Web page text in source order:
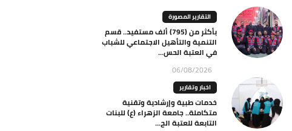
التقارير المصورة
بأكثر من (795) ألف مستفيد.. قسم
التنمية والتأهيل الاجتماعي للشباب
في العتبة الحس...
06/08/2026
اخبار وتقارير
خدمات طبية وإرشادية وتقنية
متكاملة.. جامعة الزهراء (ع) للبنات
التابعة للعتبة الح...